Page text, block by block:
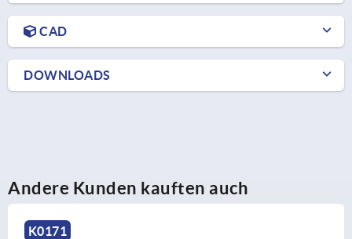
CAD
DOWNLOADS
Andere Kunden kauften auch